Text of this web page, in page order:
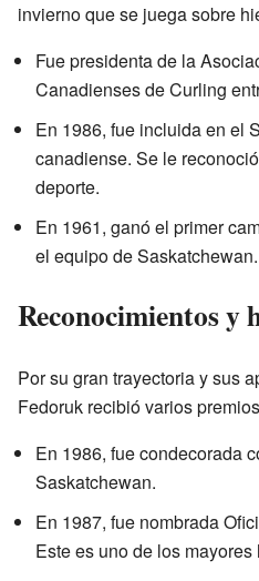
invierno que se juega sobre
Fue presidenta de la
Canadienses de Curling
En 1986, fue incluida en el
canadiense. Se le
deporte.
En 1961, ganó el primer
el equipo de Saskatchewan.
Reconocimientos y
Por su gran trayectoria y sus
Fedoruk recibió varios
En 1986, fue condecorada
Saskatchewan.
En 1987, fue nombrada
Este es uno de los